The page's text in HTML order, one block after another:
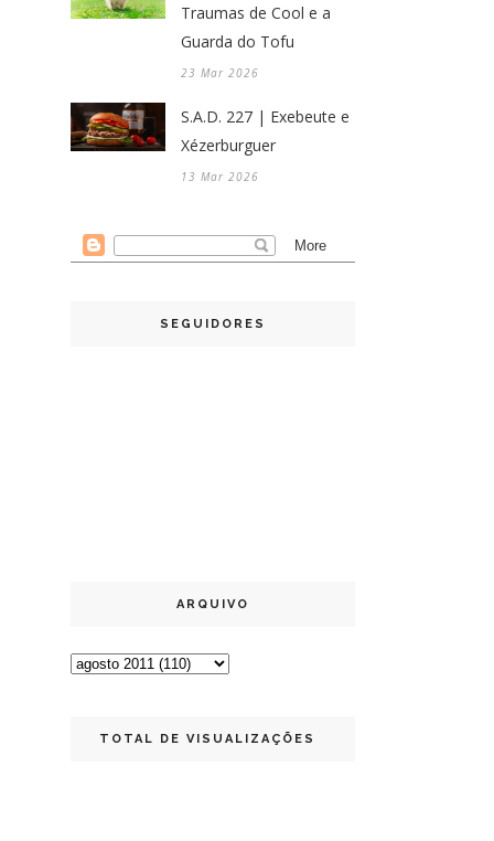
Traumas de Cool e a
Guarda do Tofu
23 Mar 2026
S.A.D. 227 | Exebeute e
Xézerburguer
13 Mar 2026
SEGUIDORES
ARQUIVO
TOTAL DE VISUALIZAÇÕES